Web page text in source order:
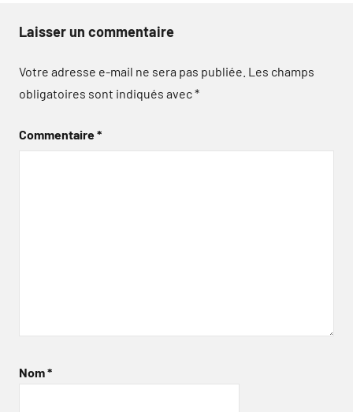
Laisser un commentaire
Votre adresse e-mail ne sera pas publiée. Les champs
obligatoires sont indiqués avec*
Commentaire*
Nom*